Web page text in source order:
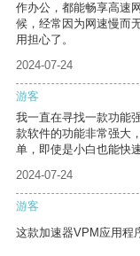
作办公，都能畅享高速
候，经常因为网速慢而
用担心了。
2024-07-24
游客
我一直在寻找一款功能
款软件的功能非常强大
单，即使是小白也能快
2024-07-24
游客
这款加速器VPM应用程